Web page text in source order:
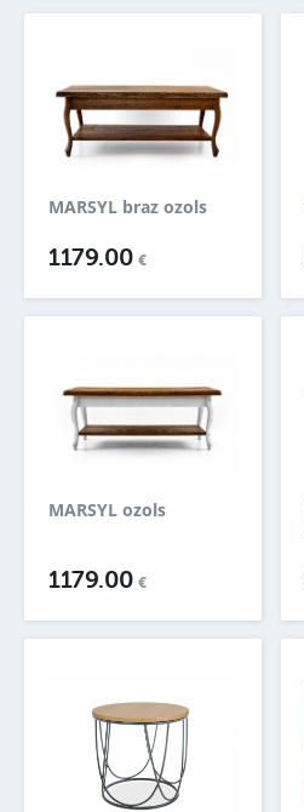
MARSYL braz ozols
1179.00 €
MARSYL ozols
1179.00 €